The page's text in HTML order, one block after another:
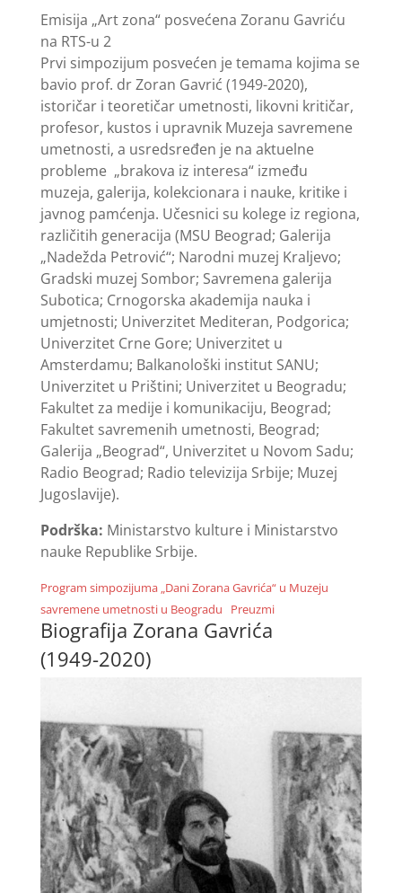
Emisija „Art zona“ posvećena Zoranu Gavriću
na RTS-u 2
Prvi simpozijum posvećen je temama kojima se
bavio prof. dr Zoran Gavrić (1949-2020),
istoričar i teoretičar umetnosti, likovni kritičar,
profesor, kustos i upravnik Muzeja savremene
umetnosti, a usredsređen je na aktuelne
probleme „brakova iz interesa“ između
muzeja, galerija, kolekcionara i nauke, kritike i
javnog pamćenja. Učesnici su kolege iz regiona,
različitih generacija (MSU Beograd; Galerija
„Nadežda Petrović“; Narodni muzej Kraljevo;
Gradski muzej Sombor; Savremena galerija
Subotica; Crnogorska akademija nauka i
umjetnosti; Univerzitet Mediteran, Podgorica;
Univerzitet Crne Gore; Univerzitet u
Amsterdamu; Balkanološki institut SANU;
Univerzitet u Prištini; Univerzitet u Beogradu;
Fakultet za medije i komunikaciju, Beograd;
Fakultet savremenih umetnosti, Beograd;
Galerija „Beograd“, Univerzitet u Novom Sadu;
Radio Beograd; Radio televizija Srbije; Muzej
Jugoslavije).
Podrška: Ministarstvo kulture i Ministarstvo
nauke Republike Srbije.
Program simpozijuma „Dani Zorana Gavrića“ u Muzeju
savremene umetnosti u Beogradu
Preuzmi
Biografija Zorana Gavrića
(1949-2020)